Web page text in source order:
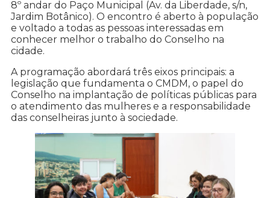
8º andar do Paço Municipal (Av. da Liberdade, s/n,
Jardim Botânico). O encontro é aberto à população
e voltado a todas as pessoas interessadas em
conhecer melhor o trabalho do Conselho na
cidade.
A programação abordará três eixos principais: a
legislação que fundamenta o CMDM, o papel do
Conselho na implantação de políticas públicas para
o atendimento das mulheres e a responsabilidade
das conselheiras junto à sociedade.